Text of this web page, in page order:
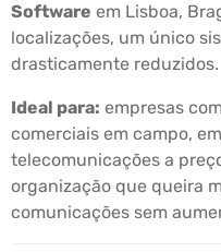
Software em Lisboa,
localizações, um único
drasticamente reduzidos.
Ideal para: empresas
comerciais em campo,
telecomunicações a
organização que queira
comunicações sem